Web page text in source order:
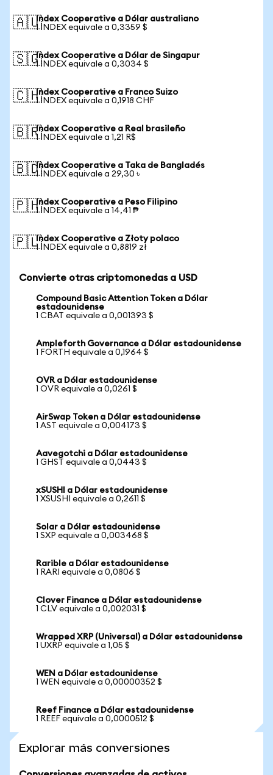
🇦🇺Index Cooperative a Dólar australiano
1 INDEX equivale a 0,3359 $
🇸🇬Index Cooperative a Dólar de Singapur
1 INDEX equivale a 0,3034 $
🇨🇭Index Cooperative a Franco Suizo
1 INDEX equivale a 0,1918 CHF
🇧🇷Index Cooperative a Real brasileño
1 INDEX equivale a 1,21 R$
🇧🇩Index Cooperative a Taka de Bangladés
1 INDEX equivale a 29,30 ৳
🇵🇭Index Cooperative a Peso Filipino
1 INDEX equivale a 14,41 ₱
🇵🇱Index Cooperative a Złoty polaco
1 INDEX equivale a 0,8819 zł
Convierte otras criptomonedas a USD
Compound Basic Attention Token a Dólar
estadounidense
1 CBAT equivale a 0,001393 $
Ampleforth Governance a Dólar estadounidense
1 FORTH equivale a 0,1964 $
OVR a Dólar estadounidense
1 OVR equivale a 0,0261 $
AirSwap Token a Dólar estadounidense
1 AST equivale a 0,004173 $
Aavegotchi a Dólar estadounidense
1 GHST equivale a 0,0443 $
xSUSHI a Dólar estadounidense
1 XSUSHI equivale a 0,2611 $
Solar a Dólar estadounidense
1 SXP equivale a 0,003468 $
Rarible a Dólar estadounidense
1 RARI equivale a 0,0806 $
Clover Finance a Dólar estadounidense
1 CLV equivale a 0,002031 $
Wrapped XRP (Universal) a Dólar estadounidense
1 UXRP equivale a 1,05 $
WEN a Dólar estadounidense
1 WEN equivale a 0,00000352 $
Reef Finance a Dólar estadounidense
1 REEF equivale a 0,0000512 $
Explorar más conversiones